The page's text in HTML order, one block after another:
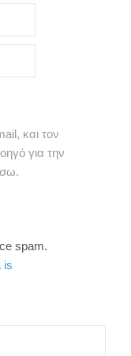
και τον
για την
spam.
is